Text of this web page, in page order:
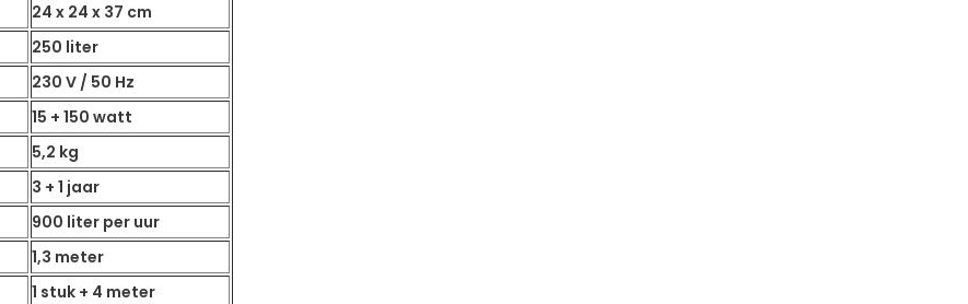
24 x 24 x 37 cm
250 liter
230 V / 50 Hz
15 + 150 watt
5,2 kg
3 + 1 jaar
900 liter per uur
1,3 meter
1 stuk + 4 meter